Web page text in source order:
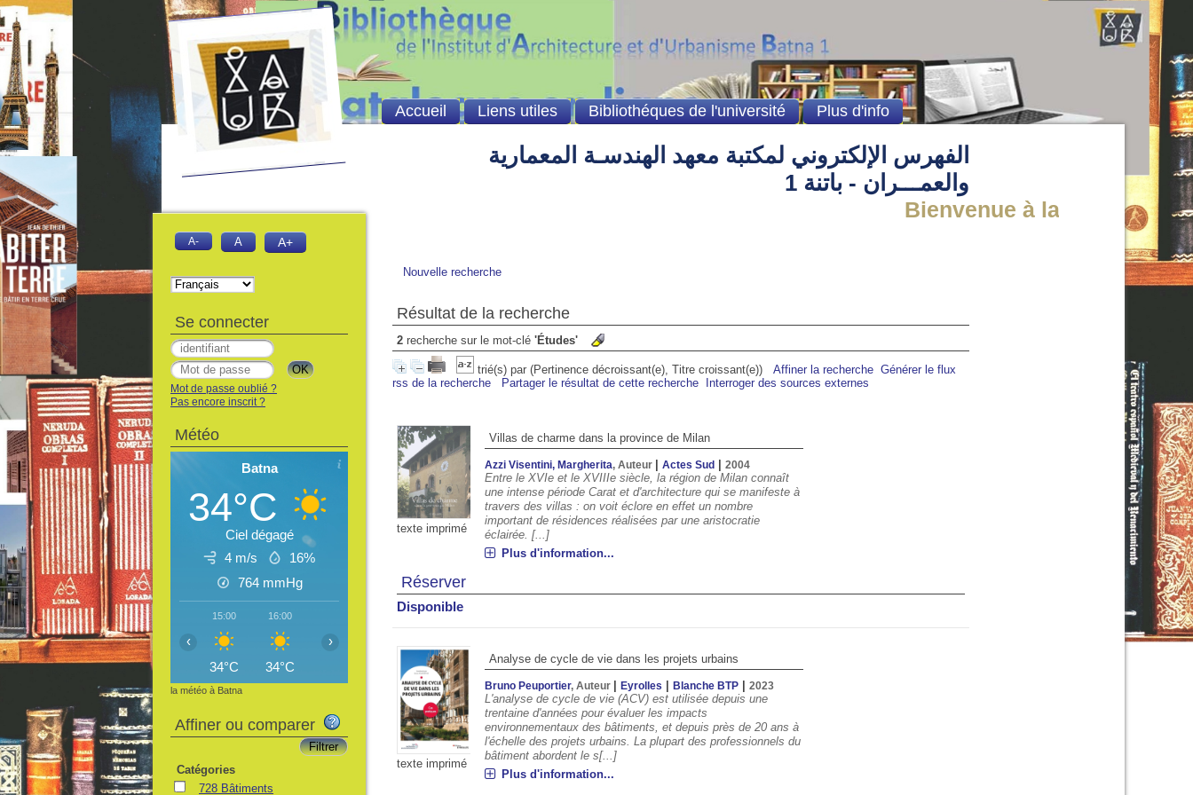
الفهرس الإلكتروني لمكتبة معهد الهندسـة المعمارية
والعمـــران - باتنة 1
Bienvenue à la
Nouvelle recherche
Résultat de la recherche
2 recherche sur le mot-clé 'Études'
trié(s) par (Pertinence décroissant(e), Titre croissant(e)) Affiner la recherche Générer le flux
rss de la recherche
Partager le résultat de cette recherche Interroger des sources externes
texte imprimé
Villas de charme dans la province de Milan
Azzi Visentini, Margherita, Auteur |Actes Sud |2004
Entre le XVIe et le XVIIIe siècle, la région de Milan connaît
une intense période Carat et d'architecture qui se manifeste à
travers des villas : on voit éclore en effet un nombre
important de résidences réalisées par une aristocratie
éclairée. [...]
Plus d'information...
Réserver
Disponible
texte imprimé
Analyse de cycle de vie dans les projets urbains
Bruno Peuportier, Auteur |Eyrolles |Blanche BTP |2023
L'analyse de cycle de vie (ACV) est utilisée depuis une
trentaine d'années pour évaluer les impacts
environnementaux des bâtiments, et depuis près de 20 ans à
l'échelle des projets urbains. La plupart des professionnels du
bâtiment abordent le s[...]
Plus d'information...
Accueil Liens utiles Bibliothéques de l'université Plus d'info
A- A A+
Se connecter
Mot de passe oublié ?
Pas encore inscrit ?
Météo
Batna
34°C
Ciel dégagé
4 m/s
16%
764 mmHg
15:00
34°C
16:00
34°C 31°C 29°C 27°C 26°C 25°C 24°C 23°C
07:00 08:00
‹ ›
la météo à Batna
Affiner ou comparer
Catégories
728 Bâtiments